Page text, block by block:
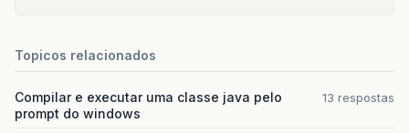
Topicos relacionados
Compilar e executar uma classe java pelo
prompt do windows
13 respostas